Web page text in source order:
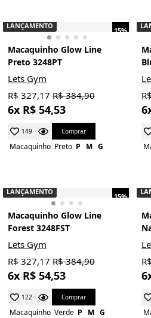
15%
LANÇAMENTO
Macaquinho Glow Line
Preto 3248PT
Lets Gym
R$ 327,17 R$ 384,90
6x R$ 54,53
149 Comprar
Macaquinho Preto P M G
15%
LANÇAMENTO
Macaquinho Glow Line
Forest 3248FST
Lets Gym
R$ 327,17 R$ 384,90
6x R$ 54,53
122 Comprar
Macaquinho Verde P M G